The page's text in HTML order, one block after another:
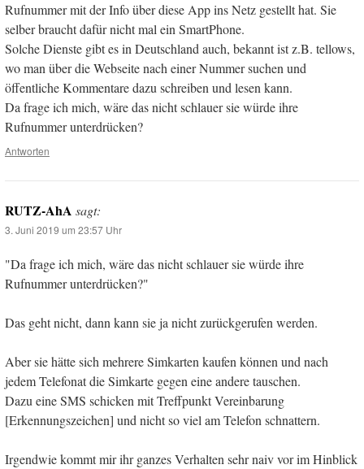
Rufnummer mit der Info über diese App ins Netz gestellt hat. Sie
selber braucht dafür nicht mal ein SmartPhone.
Solche Dienste gibt es in Deutschland auch, bekannt ist z.B. tellows,
wo man über die Webseite nach einer Nummer suchen und
öffentliche Kommentare dazu schreiben und lesen kann.
Da frage ich mich, wäre das nicht schlauer sie würde ihre
Rufnummer unterdrücken?
Antworten
RUTZ-AhA sagt:
3. Juni 2019 um 23:57 Uhr
"Da frage ich mich, wäre das nicht schlauer sie würde ihre
Rufnummer unterdrücken?"
Das geht nicht, dann kann sie ja nicht zurückgerufen werden.
Aber sie hätte sich mehrere Simkarten kaufen können und nach
jedem Telefonat die Simkarte gegen eine andere tauschen.
Dazu eine SMS schicken mit Treffpunkt Vereinbarung
[Erkennungszeichen] und nicht so viel am Telefon schnattern.
Irgendwie kommt mir ihr ganzes Verhalten sehr naiv vor im Hinblick